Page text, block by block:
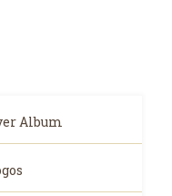
Album